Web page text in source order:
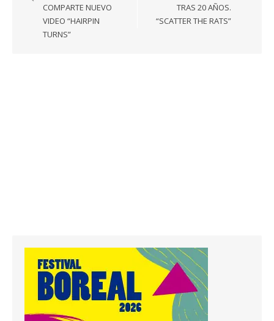
entradas
COMPARTE NUEVO
VIDEO “HAIRPIN
TURNS”
TRAS 20 AÑOS.
“SCATTER THE RATS”